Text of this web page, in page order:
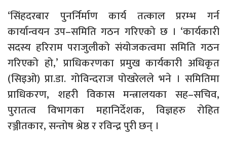
‘सिंहदरबार पुनर्निर्माण कार्य तत्काल प्ररम्भ गर्न
कार्यान्वयन उप–समिति गठन गरिएको छ । ‘कार्यकारी
सदस्य हरिराम पराजुलीको संयोजकत्वमा समिति गठन
गरिएको हो,’ प्राधिकरणका प्रमुख कार्यकारी अधिकृत
(सिइओ) प्रा.डा. गोविन्दराज पोखरेलले भने । समितिमा
प्राधिकरण, शहरी विकास मन्त्रालयका सह–सचिव,
पुरातत्व विभागका महानिर्देशक, विज्ञहरु रोहित
रञ्जीतकार, सन्तोष श्रेष्ठ र रविन्द्र पुरी छन् ।